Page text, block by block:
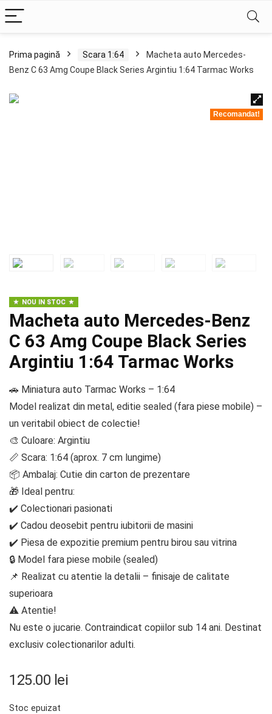
Prima pagină Scara 1:64
Macheta auto Mercedes-
Benz C 63 Amg Coupe Black Series Argintiu 1:64 Tarmac Works
Recomandat!
NOU IN STOC
Macheta auto Mercedes-Benz
C 63 Amg Coupe Black Series
Argintiu 1:64 Tarmac Works
🚗 Miniatura auto Tarmac Works – 1:64
Model realizat din metal, editie sealed (fara piese mobile) –
un veritabil obiect de colectie!
🎨 Culoare: Argintiu
📏 Scara: 1:64 (aprox. 7 cm lungime)
📦 Ambalaj: Cutie din carton de prezentare
🎁 Ideal pentru:
✔️ Colectionari pasionati
✔️ Cadou deosebit pentru iubitorii de masini
✔️ Piesa de expozitie premium pentru birou sau vitrina
🔒 Model fara piese mobile (sealed)
📌 Realizat cu atentie la detalii – finisaje de calitate
superioara
⚠️ Atentie!
Nu este o jucarie. Contraindicat copiilor sub 14 ani. Destinat
exclusiv colectionarilor adulti.
125.00 lei
Stoc epuizat